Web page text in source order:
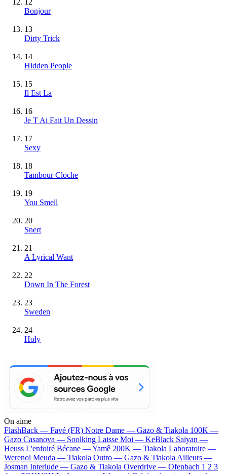
Bonjour
13
Dirty Trick
14
Hidden People
15
Il Est La
16
Je T Ai Fait Un Dessin
17
Sexy
18
Tambour Cloche
19
You Smell
20
Snert
21
A Lyrical Want
22
Down In The Forest
23
Sweden
24
Holy
On aime
FlashBack — Favé (FR) Notre Dame — Gazo & Tiakola 100K —
Gazo Casanova — Soolking Laisse Moi — KeBlack Saiyan —
Heuss L'enfoiré Bécane —Yamê 200K — Tiakola Laboratoire —
Werenoi Meuda — Tiakola Outro — Gazo & Tiakola Ailleurs —
Josman Interlude — Gazo & Tiakola Overdrive — Ofenbach 1 2 3